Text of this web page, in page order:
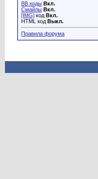
BB коды Вкл.
Смайлы Вкл.
[IMG] код Вкл.
HTML код Выкл.
Правила форума